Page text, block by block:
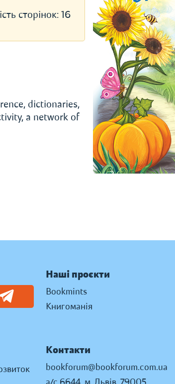
сторінок:16
dictionaries,
a network of
Наші проєкти
Bookmints
Книгоманія
Контакти
bookforum@bookforum.com.ua